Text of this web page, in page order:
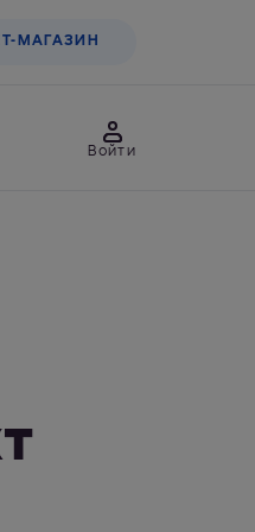
МАГАЗИН
Войти